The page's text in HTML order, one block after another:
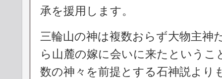
承を援用します。
三輪山の神は複数おらず大物主神
ら山麓の嫁に会いに来たという
数の神々を前提とする石神説より